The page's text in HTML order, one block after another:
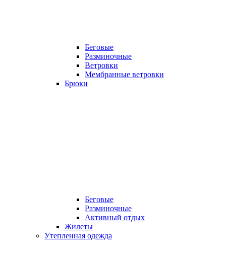
Беговые
Разминочные
Ветровки
Мембранные ветровки
Брюки
Беговые
Разминочные
Активный отдых
Жилеты
Утепленная одежда